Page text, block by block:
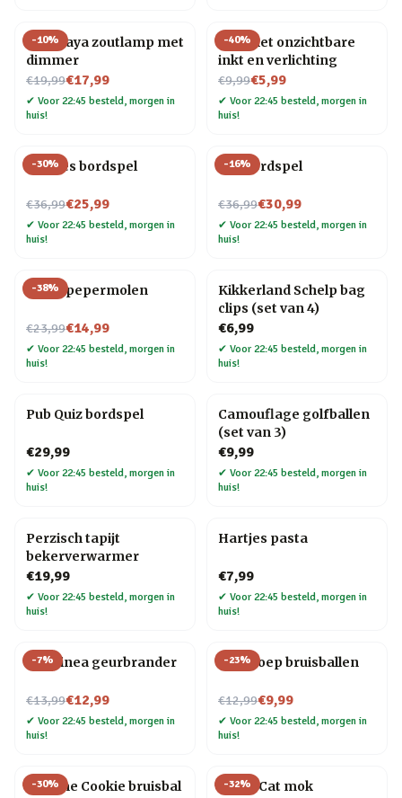
-10%
Himalaya zoutlamp met
dimmer
€19,99
Nu voor€17,99
✔ Voor 22:45 besteld, morgen in
huis!
-40%
Pen met onzichtbare
inkt en verlichting
€9,99
Nu voor€5,99
✔ Voor 22:45 besteld, morgen in
huis!
-30%
Foodies bordspel
€36,99
Nu voor€25,99
✔ Voor 22:45 besteld, morgen in
huis!
-16%
Gin bordspel
€36,99
Nu voor€30,99
✔ Voor 22:45 besteld, morgen in
huis!
-38%
Vogel pepermolen
€23,99
Nu voor€14,99
✔ Voor 22:45 besteld, morgen in
huis!
Kikkerland Schelp bag
clips (set van 4)
€6,99
✔ Voor 22:45 besteld, morgen in
huis!
Pub Quiz bordspel
€29,99
✔ Voor 22:45 besteld, morgen in
huis!
Camouflage golfballen
(set van 3)
€9,99
✔ Voor 22:45 besteld, morgen in
huis!
Perzisch tapijt
bekerverwarmer
€19,99
✔ Voor 22:45 besteld, morgen in
huis!
Hartjes pasta
€7,99
✔ Voor 22:45 besteld, morgen in
huis!
-7%
Chiminea geurbrander
€13,99
Nu voor€12,99
✔ Voor 22:45 besteld, morgen in
huis!
-23%
Dinopoep bruisballen
€12,99
Nu voor€9,99
✔ Voor 22:45 besteld, morgen in
huis!
-30%
Fortune Cookie bruisbal -32%
Crazy Cat mok